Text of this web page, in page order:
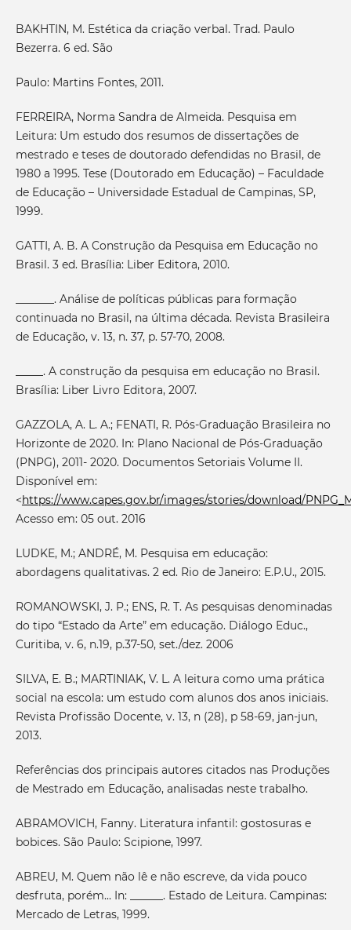
BAKHTIN, M. Estética da criação verbal. Trad. Paulo
Bezerra. 6 ed. São
Paulo: Martins Fontes, 2011.
FERREIRA, Norma Sandra de Almeida. Pesquisa em
Leitura: Um estudo dos resumos de dissertações de
mestrado e teses de doutorado defendidas no Brasil, de
1980 a 1995. Tese (Doutorado em Educação) – Faculdade
de Educação – Universidade Estadual de Campinas, SP,
1999.
GATTI, A. B. A Construção da Pesquisa em Educação no
Brasil. 3 ed. Brasília: Liber Editora, 2010.
_______. Análise de políticas públicas para formação
continuada no Brasil, na última década. Revista Brasileira
de Educação, v. 13, n. 37, p. 57-70, 2008.
_____. A construção da pesquisa em educação no Brasil.
Brasília: Liber Livro Editora, 2007.
GAZZOLA, A. L. A.; FENATI, R. Pós-Graduação Brasileira no
Horizonte de 2020. In: Plano Nacional de Pós-Graduação
(PNPG), 2011- 2020. Documentos Setoriais Volume II.
Disponível em:
<https://www.capes.gov.br/images/stories/download/
Acesso em: 05 out. 2016
LUDKE, M.; ANDRÉ, M. Pesquisa em educação:
abordagens qualitativas. 2 ed. Rio de Janeiro: E.P.U., 2015.
ROMANOWSKI, J. P.; ENS, R. T. As pesquisas denominadas
do tipo “Estado da Arte” em educação. Diálogo Educ.,
Curitiba, v. 6, n.19, p.37-50, set./dez. 2006
SILVA, E. B.; MARTINIAK, V. L. A leitura como uma prática
social na escola: um estudo com alunos dos anos iniciais.
Revista Profissão Docente, v. 13, n (28), p 58-69, jan-jun,
2013.
Referências dos principais autores citados nas Produções
de Mestrado em Educação, analisadas neste trabalho.
ABRAMOVICH, Fanny. Literatura infantil: gostosuras e
bobices. São Paulo: Scipione, 1997.
ABREU, M. Quem não lê e não escreve, da vida pouco
desfruta, porém... In: ______. Estado de Leitura. Campinas:
Mercado de Letras, 1999.